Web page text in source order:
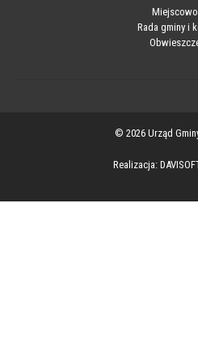
Rada gminy i
© 2026 Urząd
Realizacja: